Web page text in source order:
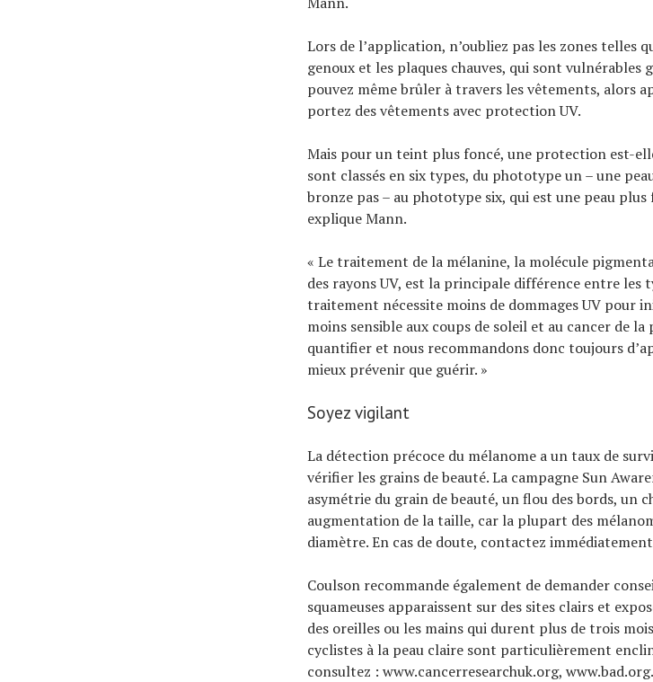
Lors de l’application, n’oubliez pas les zones telles
genoux et les plaques chauves, qui sont vulnérables
pouvez même brûler à travers les vêtements, alors
portez des vêtements avec protection UV.
Mais pour un teint plus foncé, une protection est-
sont classés en six types, du phototype un – une
bronze pas – au phototype six, qui est une peau
explique Mann.
« Le traitement de la mélanine, la molécule
des rayons UV, est la principale différence entre les
traitement nécessite moins de dommages UV pour
moins sensible aux coups de soleil et au cancer de la
quantifier et nous recommandons donc toujours
mieux prévenir que guérir. »
Soyez vigilant
La détection précoce du mélanome a un taux de
vérifier les grains de beauté. La campagne Sun
asymétrie du grain de beauté, un flou des bords, un
augmentation de la taille, car la plupart des
diamètre. En cas de doute, contactez
Coulson recommande également de demander
squameuses apparaissent sur des sites clairs et
des oreilles ou les mains qui durent plus de trois
cyclistes à la peau claire sont particulièrement
consultez : www.cancerresearchuk.org,